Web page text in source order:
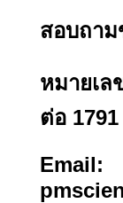
สอบถาม
หมายเล
ต่อ
Email: